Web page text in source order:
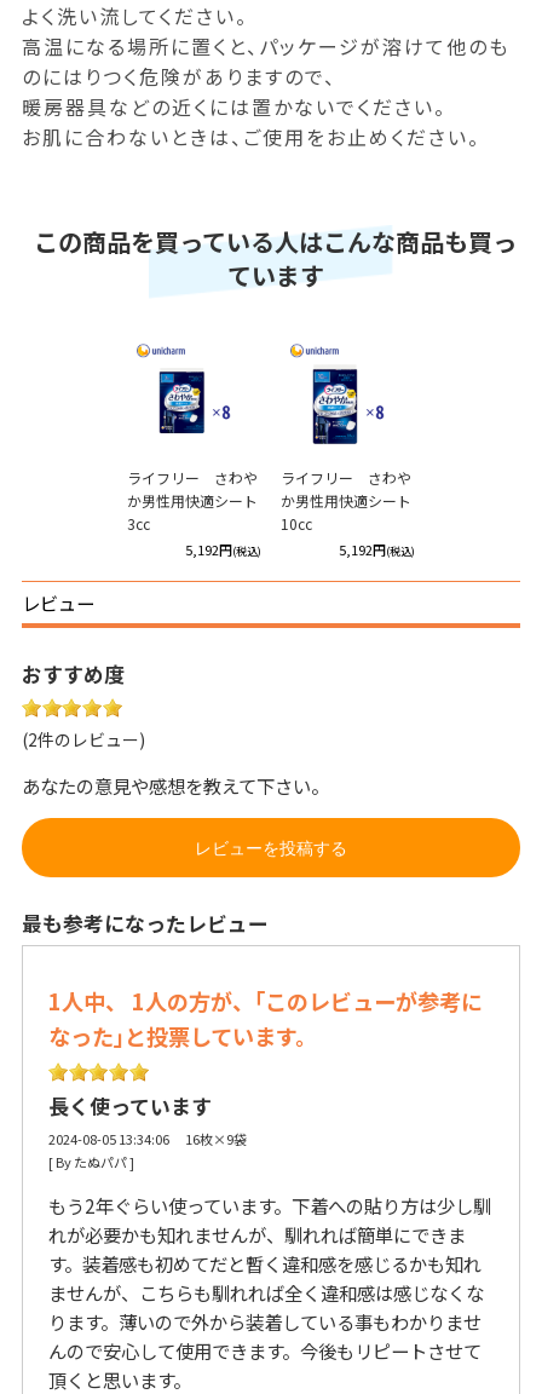
よく洗い流してください。
高温になる場所に置くと、パッケージが溶けて他のも
のにはりつく危険がありますので、
暖房器具などの近くには置かないでください。
お肌に合わないときは、ご使用をお止めください。
この商品を買っている人はこんな商品も買っ
ています
ライフリー さわや
か男性用快適シート
3cc
5,192円(税込)
ライフリー さわや
か男性用快適シート
10cc
5,192円(税込)
レビュー
おすすめ度
(2件のレビュー)
あなたの意見や感想を教えて下さい。
レビューを投稿する
最も参考になったレビュー
1人中、 1人の方が、｢このレビューが参考に
なった｣と投票しています。
長く使っています
2024-08-05 13:34:06 16枚×9袋
[ By たぬパパ ]
もう2年ぐらい使っています。下着への貼り方は少し馴
れが必要かも知れませんが、馴れれば簡単にできま
す。装着感も初めてだと暫く違和感を感じるかも知れ
ませんが、こちらも馴れれば全く違和感は感じなくな
ります。薄いので外から装着している事もわかりませ
んので安心して使用できます。今後もリピートさせて
頂くと思います。